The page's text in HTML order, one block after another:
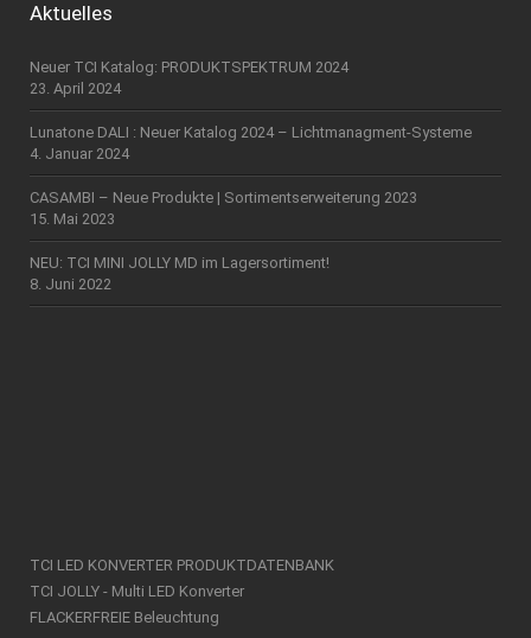
Aktuelles
Neuer TCI Katalog: PRODUKTSPEKTRUM 2024
23. April 2024
Lunatone DALI : Neuer Katalog 2024 – Lichtmanagment-Systeme
4. Januar 2024
CASAMBI – Neue Produkte | Sortimentserweiterung 2023
15. Mai 2023
NEU: TCI MINI JOLLY MD im Lagersortiment!
8. Juni 2022
TCI LED KONVERTER PRODUKTDATENBANK
TCI JOLLY - Multi LED Konverter
FLACKERFREIE Beleuchtung